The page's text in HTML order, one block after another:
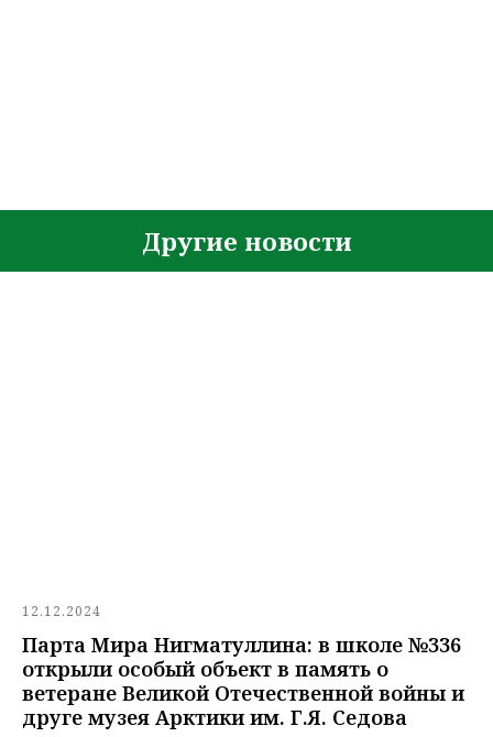
Другие новости
12.12.2024
Парта Мира Нигматуллина: в школе №336
открыли особый объект в память о
ветеране Великой Отечественной войны и
друге музея Арктики им. Г.Я. Седова